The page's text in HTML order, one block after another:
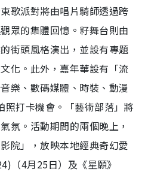
歌派對將由唱片騎師透過跨
眾的集體回憶。籽舞台則由
街頭風格演出，並設有專題
化。此外，嘉年華設有「流
樂、數碼媒體、時裝、動漫
照打卡機會。「藝術部落」將
氛。活動期間的兩個晚上，
院」，放映本地經典奇幻愛
（4月25日）及《星願》